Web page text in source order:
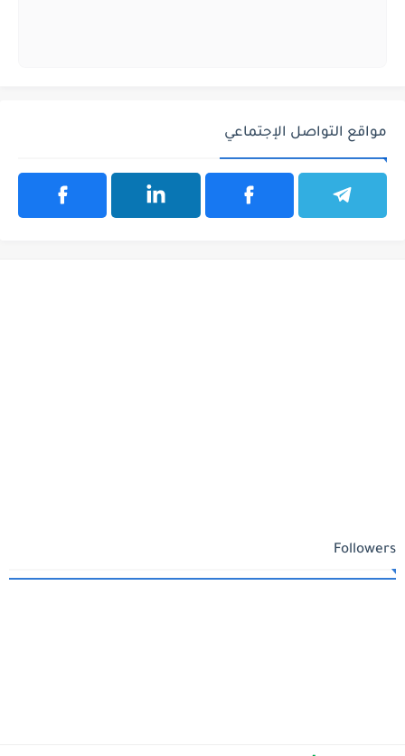
مواقع التواصل الإجتماعي
Followers